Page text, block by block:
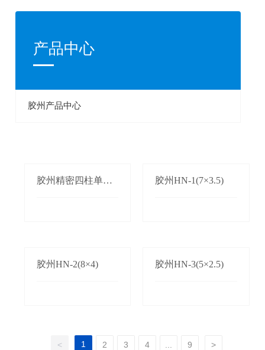
产品中心
胶州产品中心
胶州精密四柱单双
胶州HN-1(7×3.5)
胶州HN-2(8×4) 胶州HN-3(5×2.5)
< 1 2 3 4 9 >